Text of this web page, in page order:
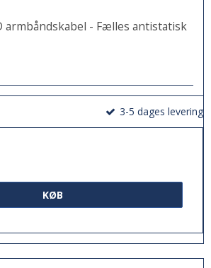
armbåndskabel - Fælles antistatisk
3-5 dages levering
KØB